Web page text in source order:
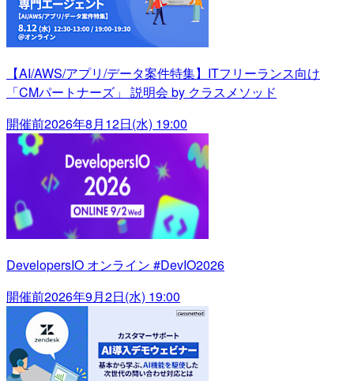
【AI/AWS/アプリ/データ案件特集】ITフリーランス向け
「CMパートナーズ」 説明会 by クラスメソッド
開催前2026年8月12日(水) 19:00
DevelopersIO オンライン #DevIO2026
開催前2026年9月2日(水) 19:00